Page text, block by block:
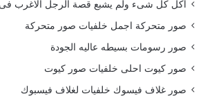
أكل كل شىء ولم يشبع قصة الرجل الاغرب فى
صور متحركة اجمل خلفيات صور متحركة
صور رسومات بسيطه عاليه الجودة
صور كيوت احلى خلفيات صور كيوت
صور غلاف فيسوك خلفيات لغلاف فيسبوك